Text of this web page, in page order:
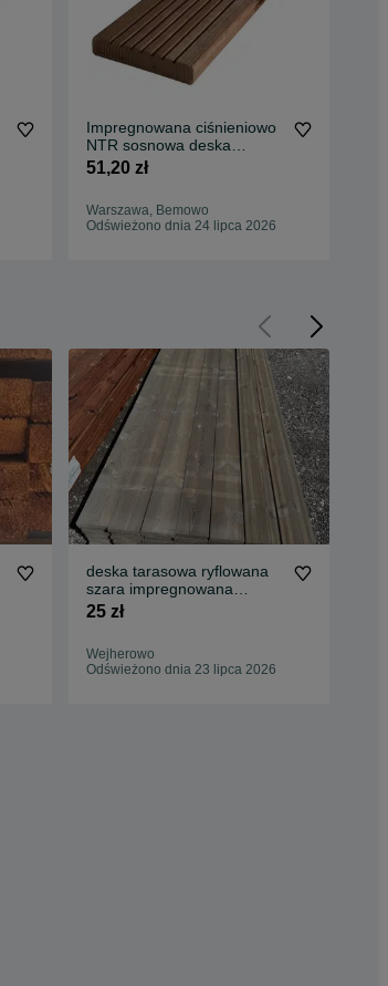
Impregnowana ciśnieniowo
NTR sosnowa deska
tarasowa A/B 27x145x4000
51,20 zł
Warszawa, Bemowo
Odświeżono dnia 24 lipca 2026
deska tarasowa ryflowana
szara impregnowana
olejowana LINAX taras
Skandynawskiego
25 zł
Wejherowo
Odświeżono dnia 23 lipca 2026